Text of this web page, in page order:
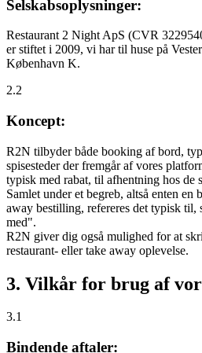
Selskabsoplysninger:
Restaurant 2 Night ApS (CVR
er stiftet i 2009, vi har til huse på
København K.
2.2
Koncept:
R2N tilbyder både booking af bord,
spisesteder der fremgår af vores
typisk med rabat, til afhentning hos de
Samlet under et begreb, altså enten en
away bestilling, refereres det typisk til,
med".
R2N giver dig også mulighed for at
restaurant- eller take away oplevelse.
3. Vilkår for brug af
3.1
Bindende aftaler: